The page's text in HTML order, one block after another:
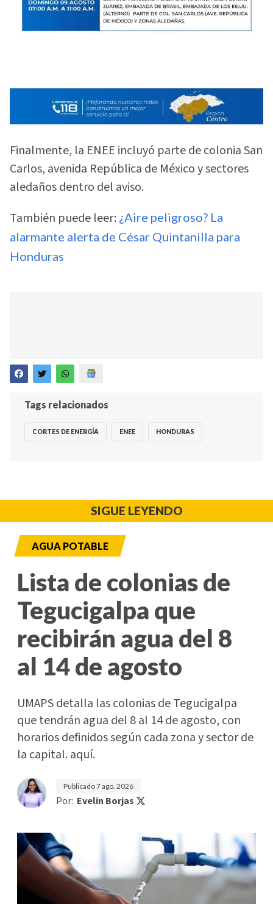
Finalmente, la ENEE incluyó parte de colonia San
Carlos, avenida República de México y sectores
aledaños dentro del aviso.
También puede leer: ¿Aire peligroso? La
alarmante alerta de César Quintanilla para
Honduras
Tags relacionados
CORTES DE ENERGÍA ENEE HONDURAS
SIGUE LEYENDO
AGUA POTABLE
Lista de colonias de
Tegucigalpa que
recibirán agua del 8
al 14 de agosto
UMAPS detalla las colonias de Tegucigalpa
que tendrán agua del 8 al 14 de agosto, con
horarios definidos según cada zona y sector de
la capital. aquí.
Publicado7 ago. 2026
Por: Evelin Borjas